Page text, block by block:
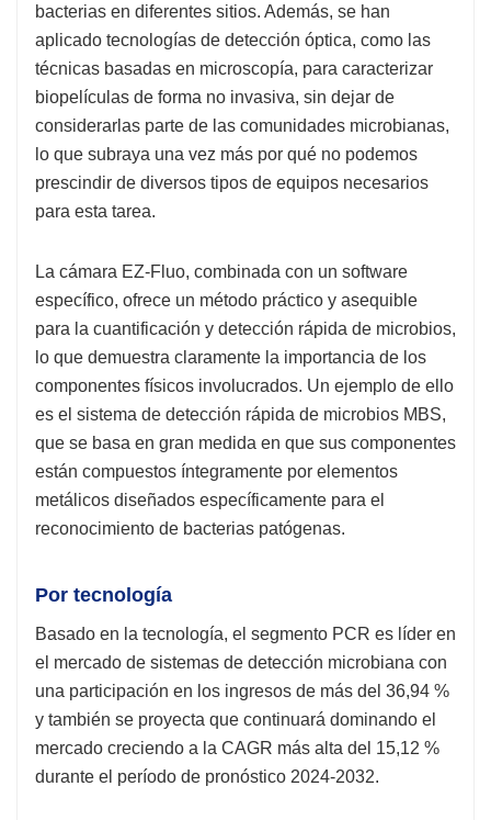
bacterias en diferentes sitios. Además, se han
aplicado tecnologías de detección óptica, como las
técnicas basadas en microscopía, para caracterizar
biopelículas de forma no invasiva, sin dejar de
considerarlas parte de las comunidades microbianas,
lo que subraya una vez más por qué no podemos
prescindir de diversos tipos de equipos necesarios
para esta tarea.
La cámara EZ-Fluo, combinada con un software
específico, ofrece un método práctico y asequible
para la cuantificación y detección rápida de microbios,
lo que demuestra claramente la importancia de los
componentes físicos involucrados. Un ejemplo de ello
es el sistema de detección rápida de microbios MBS,
que se basa en gran medida en que sus componentes
están compuestos íntegramente por elementos
metálicos diseñados específicamente para el
reconocimiento de bacterias patógenas.
Por tecnología
Basado en la tecnología, el segmento PCR es líder en
el mercado de sistemas de detección microbiana con
una participación en los ingresos de más del 36,94 %
y también se proyecta que continuará dominando el
mercado creciendo a la CAGR más alta del 15,12 %
durante el período de pronóstico 2024-2032.